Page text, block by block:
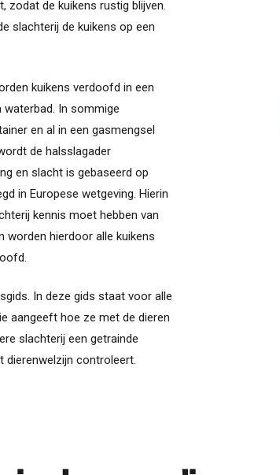
zodat de kuikens rustig blijven.
slachterij de kuikens op een
kuikens verdoofd in een
In sommige
en al in een gasmengsel
de halsslagader
en slacht is gebaseerd op
in Europese wetgeving. Hierin
kennis moet hebben van
worden hierdoor alle kuikens
In deze gids staat voor alle
aangeeft hoe ze met de dieren
slachterij een getrainde
dierenwelzijn controleert.